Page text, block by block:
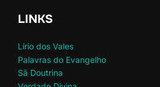
LINKS
Lírio dos Vales
Palavras do Evangelho
Sã Doutrina